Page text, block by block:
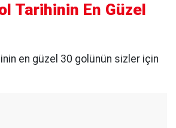
Tarihinin En Güzel
en güzel 30 golünün sizler için